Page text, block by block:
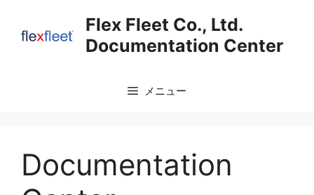
Flex Fleet Co., Ltd.
Documentation Center
メニュー
Documentation